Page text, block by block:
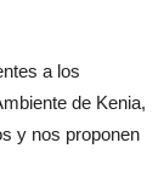
a los
de Kenia,
y nos proponen